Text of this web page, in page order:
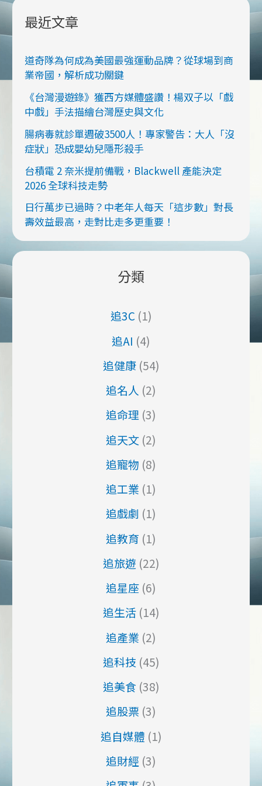
最近文章
道奇隊為何成為美國最強運動品牌？從球場到商
業帝國，解析成功關鍵
《台灣漫遊錄》獲西方媒體盛讚！楊双子以「戲
中戲」手法描繪台灣歷史與文化
腸病毒就診單週破3500人！專家警告：大人「沒
症狀」恐成嬰幼兒隱形殺手
台積電 2 奈米提前備戰，Blackwell 產能決定
2026 全球科技走勢
日行萬步已過時？中老年人每天「這步數」對長
壽效益最高，走對比走多更重要！
分類
追3C (1)
追AI (4)
追健康(54)
追名人 (2)
追命理 (3)
追天文 (2)
追寵物 (8)
追工業 (1)
追戲劇 (1)
追教育 (1)
追旅遊 (22)
追星座 (6)
追生活(14)
追產業 (2)
追科技 (45)
追美食 (38)
追股票 (3)
追自媒體 (1)
追財經 (3)